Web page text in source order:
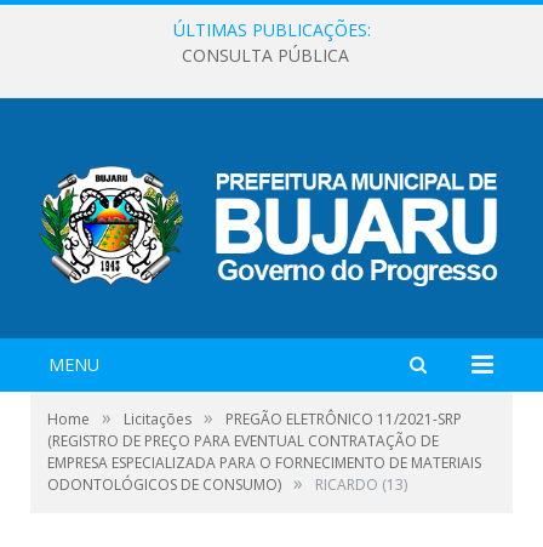
ÚLTIMAS PUBLICAÇÕES:
CONSULTA PÚBLICA
MENU
Home » Licitações »
PREGÃO ELETRÔNICO 11/2021-SRP
(REGISTRO DE PREÇO PARA EVENTUAL CONTRATAÇÃO DE
EMPRESA ESPECIALIZADA PARA O FORNECIMENTO DE MATERIAIS
ODONTOLÓGICOS DE CONSUMO) » RICARDO (13)